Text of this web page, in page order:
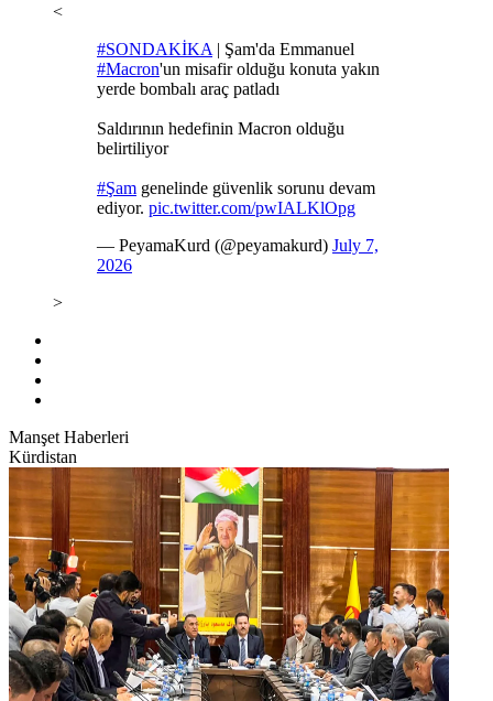
<
#SONDAKİKA | Şam'da Emmanuel
#Macron'un misafir olduğu konuta yakın
yerde bombalı araç patladı
Saldırının hedefinin Macron olduğu
belirtiliyor
#Şam genelinde güvenlik sorunu devam
ediyor. pic.twitter.com/pwIALKlOpg
— PeyamaKurd (@peyamakurd) July 7,
2026
>
Manşet Haberleri
Kürdistan